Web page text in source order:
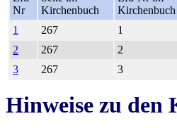
Nr
Kirchenbuch
Kirchenbuch
1
267 1
2
267 2
3
267 3
Hinweise zu den